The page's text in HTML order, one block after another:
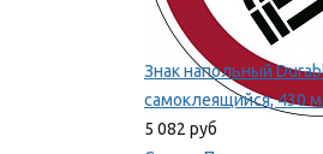
Знак напольный
самоклеящийся, 430
5 082 руб